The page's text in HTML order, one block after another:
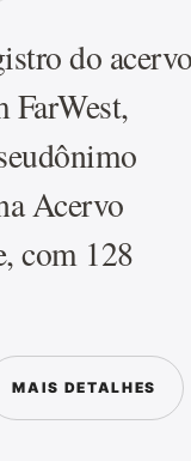
do acervo
FarWest,
Acervo
com 128
MAIS DETALHES